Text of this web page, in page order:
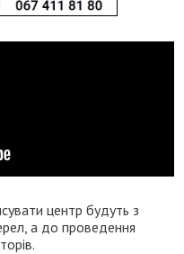
центр будуть з
а до проведення